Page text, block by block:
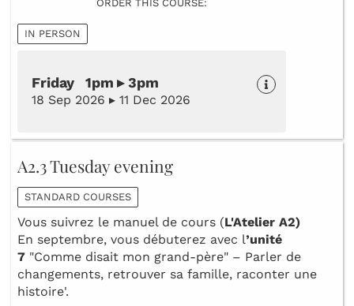
ORDER THIS COURSE:
IN PERSON
Friday 1pm ▸ 3pm
18 Sep 2026 ▸ 11 Dec 2026
A2.3 Tuesday evening
STANDARD COURSES
Vous suivrez le manuel de cours (L'Atelier A2)
En septembre, vous débuterez avec l’unité
7 "Comme disait mon grand-père" – Parler de
changements, retrouver sa famille, raconter une
histoire'.